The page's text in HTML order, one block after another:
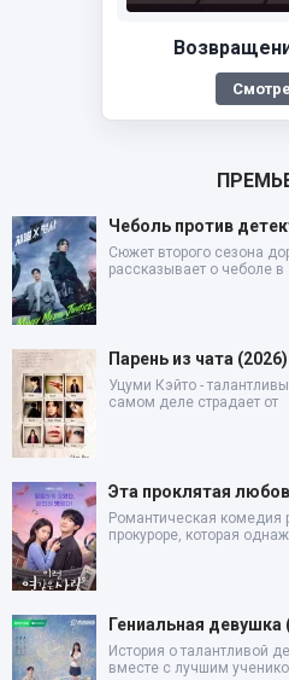
Чеболь против
Сюжет второго сезона
рассказывает о чеболе в
Парень из чата (2026)
Уцуми Кэйто -
самом деле страдает от
Эта проклятая
Романтическая комедия
прокуроре, которая
Гениальная девушка
История о талантливой
вместе с лучшим